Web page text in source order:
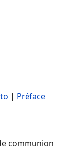
| Préface
communion